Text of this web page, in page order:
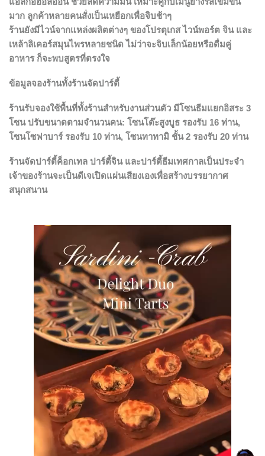
มาก ลูกค้าหลายคนสั่งเป็นเหยือกเพื่อจิบช้าๆ
ร้านยังมีไวน์จากแหล่งผลิตต่างๆ ของโปรตุเกส ไวน์พอร์ต จิน และ
เหล้าลิเคอร์สมุนไพรหลายชนิด ไม่ว่าจะจิบเล็กน้อยหรือดื่มคู่
อาหาร ก็จะพบสูตรที่ตรงใจ
ข้อมูลจองร้านทั้งร้านจัดปาร์ตี้
ร้านรับจองใช้พื้นที่ทั้งร้านสำหรับงานส่วนตัว มีโซนธีมแยกอิสระ 3
โซน ปรับขนาดตามจำนวนคน: โซนโต๊ะสูงบูธ รองรับ 16 ท่าน,
โซนโซฟาบาร์ รองรับ 10 ท่าน, โซนทาทามิ ชั้น 2 รองรับ 20 ท่าน
ร้านจัดปาร์ตี้ค็อกเทล ปาร์ตี้จิน และปาร์ตี้ธีมเทศกาลเป็นประจำ
เจ้าของร้านจะเป็นดีเจเปิดแผ่นเสียงเองเพื่อสร้างบรรยากาศ
สนุกสนาน